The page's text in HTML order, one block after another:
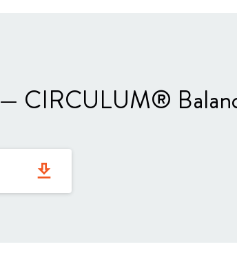
— CIRCULUM®
get_app